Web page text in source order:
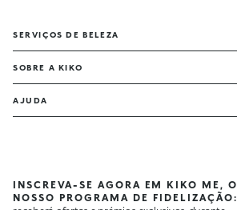
SERVIÇOS DE BELEZA
SOBRE A KIKO
AJUDA
INSCREVA-SE AGORA EM KIKO ME, O
NOSSO PROGRAMA DE FIDELIZAÇÃO: